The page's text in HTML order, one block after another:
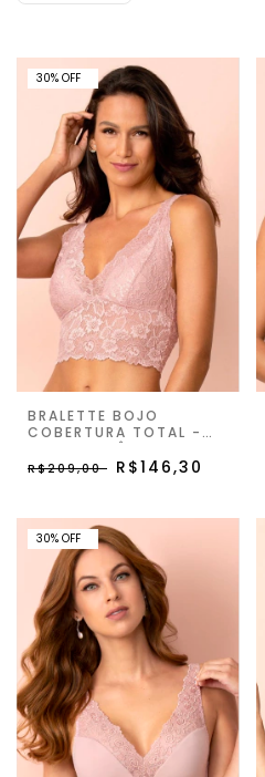
30% OFF
30% OFF
BRALETTE BOJO
COBERTURA TOTAL -
DAY
R$209,00 R$146,30
30% OFF
30% OFF